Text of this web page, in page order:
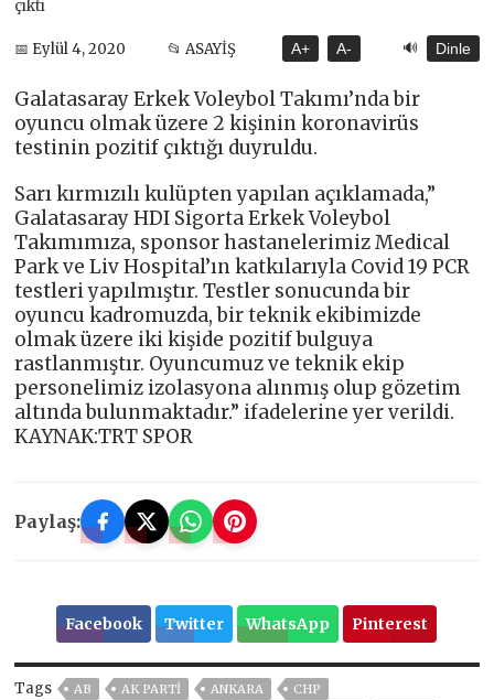
📅 Eylül 4, 2020 📂 ASAYİŞ A+ A- 🔊 Dinle
Galatasaray Erkek Voleybol Takımı’nda bir
oyuncu olmak üzere 2 kişinin koronavirüs
testinin pozitif çıktığı duyruldu.
Sarı kırmızılı kulüpten yapılan açıklamada,”
Galatasaray HDI Sigorta Erkek Voleybol
Takımımıza, sponsor hastanelerimiz Medical
Park ve Liv Hospital’ın katkılarıyla Covid 19 PCR
testleri yapılmıştır. Testler sonucunda bir
oyuncu kadromuzda, bir teknik ekibimizde
olmak üzere iki kişide pozitif bulguya
rastlanmıştır. Oyuncumuz ve teknik ekip
personelimiz izolasyona alınmış olup gözetim
altında bulunmaktadır.” ifadelerine yer verildi.
KAYNAK:TRT SPOR
Paylaş:
Facebook Twitter WhatsApp Pinterest
Tags AB AK PARTİ ANKARA
CHP